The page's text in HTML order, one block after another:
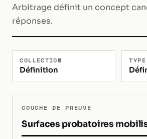
Arbitrage définit un concept
réponses.
COLLECTION
Définition
TYPE
COUCHE DE PREUVE
Surfaces probatoires